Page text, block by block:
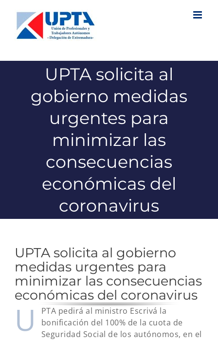
contenido
UPTA solicita al
gobierno medidas
urgentes para
minimizar las
consecuencias
económicas del
coronavirus
UPTA solicita al gobierno
medidas urgentes para
minimizar las consecuencias
económicas del coronavirus
U
PTA pedirá al ministro Escrivá la
bonificación del 100% de la cuota de
Seguridad Social de los autónomos, en el